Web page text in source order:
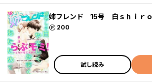
姉フレンド 15号 白ｓｈｉｒｏ
200
ポイント
試し読み